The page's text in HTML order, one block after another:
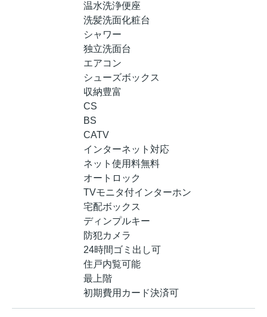
温水洗浄便座
洗髪洗面化粧台
シャワー
独立洗面台
エアコン
シューズボックス
収納豊富
CS
BS
CATV
インターネット対応
ネット使用料無料
オートロック
TVモニタ付インターホン
宅配ボックス
ディンプルキー
防犯カメラ
24時間ゴミ出し可
住戸内覧可能
最上階
初期費用カード決済可